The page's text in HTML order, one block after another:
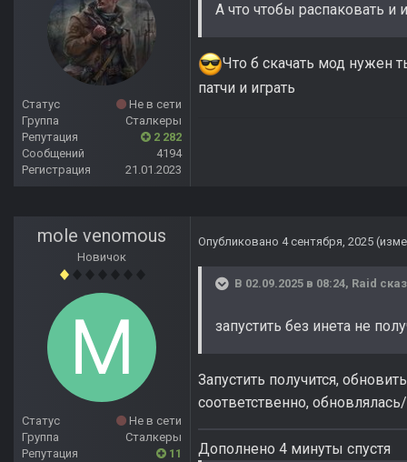
Статус
Не в сети
Группа
Сталкеры
Репутация
2 282
Сообщений
4194
Регистрация
21.01.2023
А что чтобы распаковать и
Что б скачать мод нужен
патчи и играть
mole venomous
Новичок
Статус
Не в сети
Группа
Сталкеры
Репутация
11
Опубликовано 4 сентября, 2025
В 02.09.2025 в 08:24, Raid
запустить без инета не
Запустить получится,
соответственно,
Дополнено 4 минуты спустя